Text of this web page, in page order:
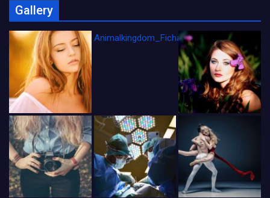
Gallery
Animalkingdom_FichaCine